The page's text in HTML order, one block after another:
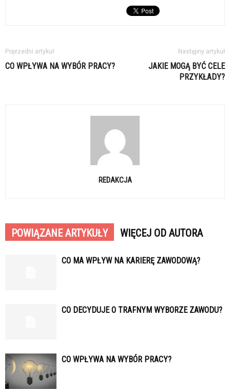
Poprzedni artykuł
CO WPŁYWA NA WYBÓR PRACY?
Następny artykuł
JAKIE MOGĄ BYĆ CELE
PRZYKŁADY?
REDAKCJA
POWIĄZANE ARTYKUŁY WIĘCEJ OD AUTORA
CO MA WPŁYW NA KARIERĘ ZAWODOWĄ?
CO DECYDUJE O TRAFNYM WYBORZE ZAWODU?
CO WPŁYWA NA WYBÓR PRACY?